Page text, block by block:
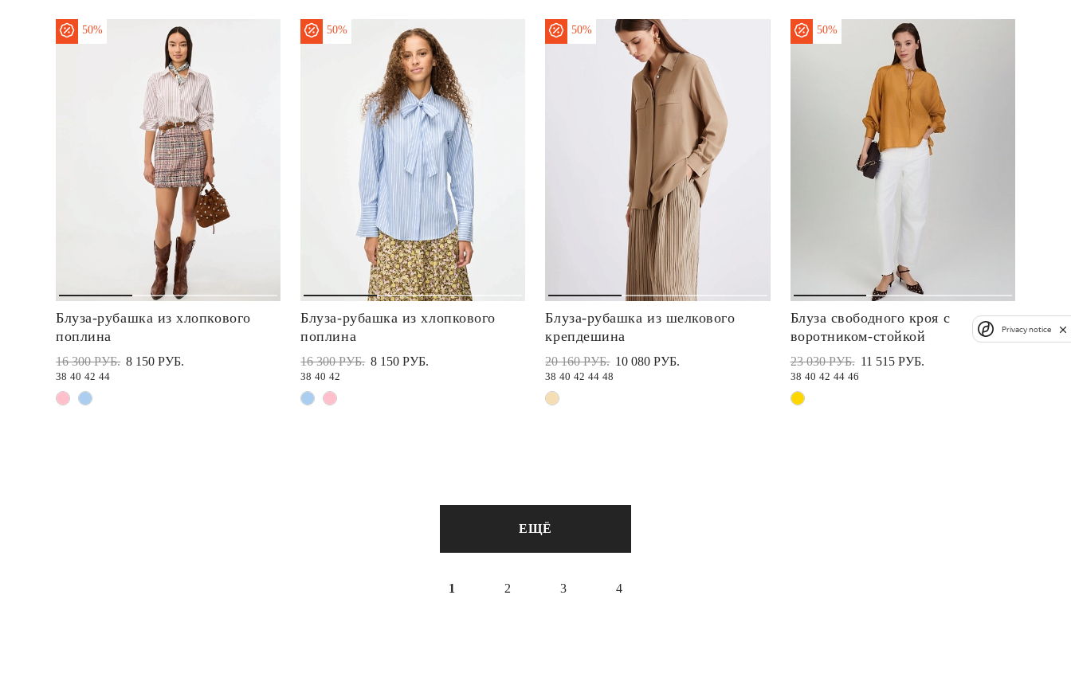
50%
Блуза-рубашка из хлопкового
поплина
16 300 РУБ. 8 150 РУБ.
38 40 42 44
50%
Блуза-рубашка из хлопкового
поплина
16 300 РУБ. 8 150 РУБ.
38 40 42
50%
Блуза-рубашка из шелкового
крепдешина
20 160 РУБ. 10 080 РУБ.
38 40 42 44 48
50%
Блуза свободного кроя с
воротником-стойкой
23 030 РУБ. 11 515 РУБ.
38 40 42 44 46
ЕЩЁ
1 2 3 4
Privacy notice